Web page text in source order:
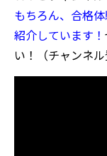
もちろん、合格
紹介しています！
い！（チャンネ